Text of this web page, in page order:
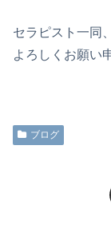
セラピスト一同
よろしくお願い
ブログ